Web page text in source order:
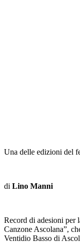
Una delle edizioni del
di Lino Manni
Record di adesioni per
Canzone Ascolana”,
Ventidio Basso di